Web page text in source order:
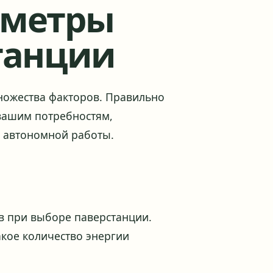
факторов. Правильно
потребностям,
автономной работы.
при выборе паверстанции.
количество энергии